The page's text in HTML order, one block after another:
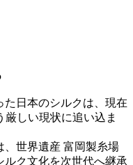
日本のシルクは、現在
厳しい現状に追い込ま
世界遺産 富岡製糸場
ルク文化を次世代へ継承